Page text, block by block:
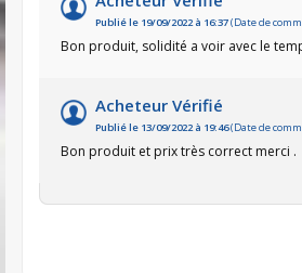
Publié le 19/09/2022 à 16:37(Date de
Bon produit, solidité a voir avec le
Acheteur Vérifié
Publié le 13/09/2022 à 19:46(Date de
Bon produit et prix très correct merci .